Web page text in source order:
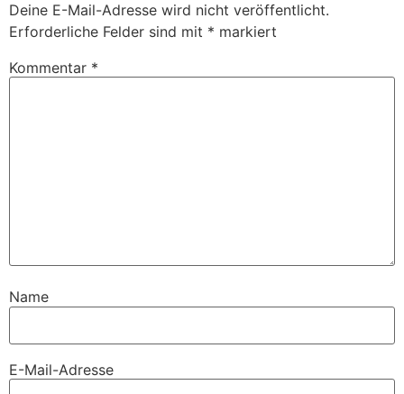
Deine E-Mail-Adresse wird nicht veröffentlicht.
Erforderliche Felder sind mit * markiert
Kommentar *
Name
E-Mail-Adresse